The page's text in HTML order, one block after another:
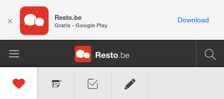
× Resto.be
Gratis - Google Play
Download